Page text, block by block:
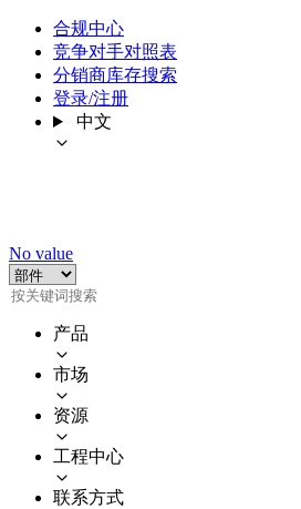
合规中心
竞争对手对照表
分销商库存搜索
登录/注册
中文
No value
产品
市场
资源
工程中心
联系方式